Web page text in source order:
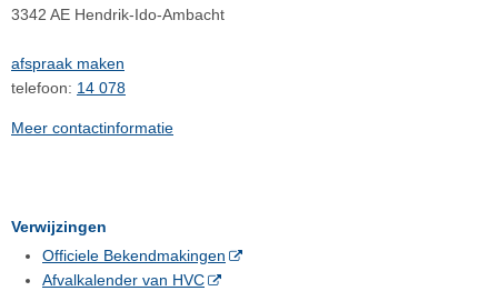
3342 AE Hendrik-Ido-Ambacht
afspraak maken
telefoon: 14 078
Meer contactinformatie
Verwijzingen
Officiele Bekendmakingen
Afvalkalender van HVC